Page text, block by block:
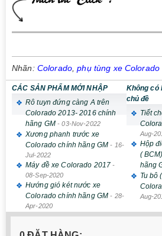
Nhãn: Colorado,phụ tùng xe Colorado
CÁC SẢN PHẨM MỚI NHẬP
Rô tuyn đứng càng A trên
Colorado 2013- 2016 chính
hãng GM-03-Nov-2022
Xương phanh trước xe
Colorado chính hãng GM - 16-
Jul-2022
Máy đề xe Colorado 2017 -
08-Sep-2020
Hướng gió két nước xe
Colorado chính hãng GM - 28-
Apr-2020
Không
chủ đề
Tiết
Aug-
Hộp
(
hãng
Tu bô
Aug-